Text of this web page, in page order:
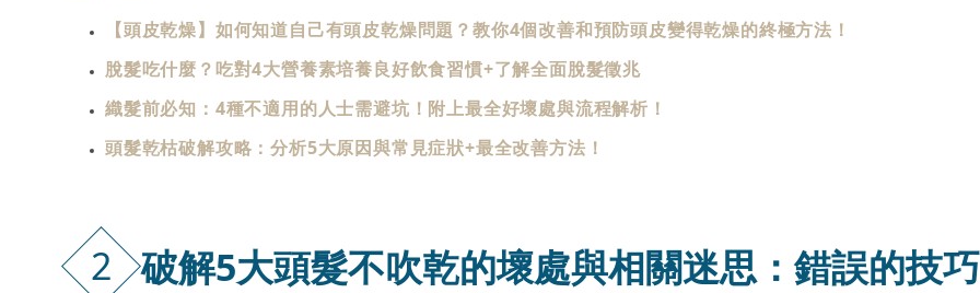
【頭皮乾燥】如何知道自己有頭皮乾燥問題？教你4個改善和預防頭皮變得乾燥的終極方法！
脫髮吃什麼？吃對4大營養素培養良好飲食習慣+了解全面脫髮徵兆
織髮前必知：4種不適用的人士需避坑！附上最全好壞處與流程解析！
頭髮乾枯破解攻略：分析5大原因與常見症狀+最全改善方法！
2 破解5大頭髮不吹乾的壞處與相關迷思：錯誤的技